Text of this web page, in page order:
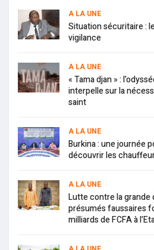
A LA UNE
Situation sécuritaire :
vigilance
A LA UNE
« Tama djan » :
interpelle sur la
saint
A LA UNE
Burkina : une journée
découvrir les
A LA UNE
Lutte contre la grande
présumés faussaires
milliards de FCFA à